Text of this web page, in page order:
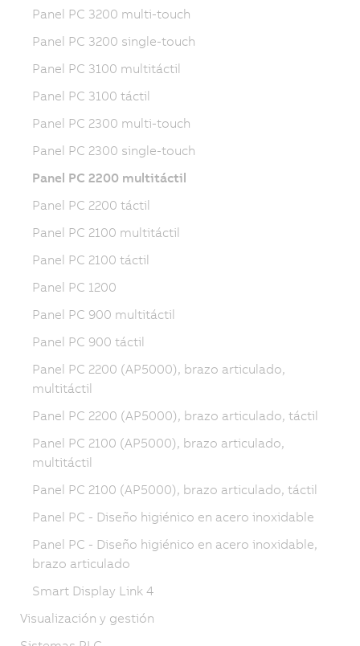
Panel PC 3200 multi-touch
Panel PC 3200 single-touch
Panel PC 3100 multitáctil
Panel PC 3100 táctil
Panel PC 2300 multi-touch
Panel PC 2300 single-touch
Panel PC 2200 multitáctil
Panel PC 2200 táctil
Panel PC 2100 multitáctil
Panel PC 2100 táctil
Panel PC 1200
Panel PC 900 multitáctil
Panel PC 900 táctil
Panel PC 2200 (AP5000), brazo articulado,
multitáctil
Panel PC 2200 (AP5000), brazo articulado, táctil
Panel PC 2100 (AP5000), brazo articulado,
multitáctil
Panel PC 2100 (AP5000), brazo articulado, táctil
Panel PC - Diseño higiénico en acero inoxidable
Panel PC - Diseño higiénico en acero inoxidable,
brazo articulado
Smart Display Link 4
Visualización y gestión